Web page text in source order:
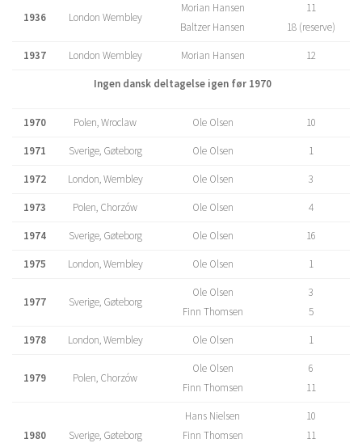
1936 London Wembley
Morian Hansen
Baltzer Hansen
11
18 (reserve)
1937 London Wembley Morian Hansen 12
Ingen dansk deltagelse igen før 1970
1970 Polen, Wroclaw Ole Olsen 10
1971 Sverige, Gøteborg Ole Olsen 1
1972 London, Wembley Ole Olsen 3
1973 Polen, Chorzów Ole Olsen 4
1974 Sverige, Gøteborg Ole Olsen 16
1975 London, Wembley Ole Olsen 1
1977 Sverige, Gøteborg
Ole Olsen
Finn Thomsen
3
5
1978 London, Wembley Ole Olsen 1
1979 Polen, Chorzów
Ole Olsen
Finn Thomsen
6
11
1980 Sverige, Gøteborg
Hans Nielsen
Finn Thomsen
10
11